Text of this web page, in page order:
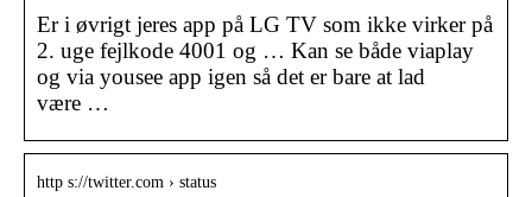
Er i øvrigt jeres app på LG TV som ikke virker på
2. uge fejlkode 4001 og … Kan se både viaplay
og via yousee app igen så det er bare at lad
være …
http s://twitter.com › status